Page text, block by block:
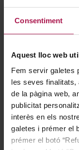
Consentiment
Aquest lloc web
Fem servir galetes
les seves finalitats,
de la pàgina web,
publicitat
interès en els
galetes i prémer el
prémer el botó
Reserva Real
realeza a la
coincidiendo con
Elaborado
cabernet
seleccionadas de